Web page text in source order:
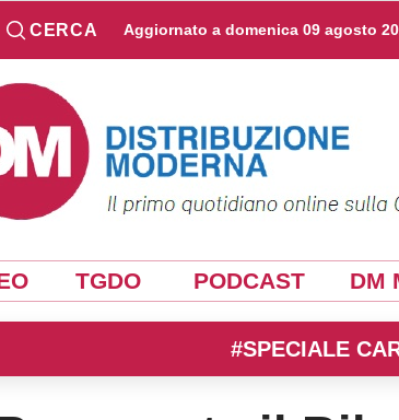
CERCA Aggiornato a domenica 09 agosto
TGDO PODCAST DM
#SPECIALE